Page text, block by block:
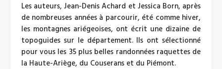
Les auteurs, Jean-Denis Achard et Jessica Born, après
de nombreuses années à parcourir, été comme hiver,
les montagnes ariégeoises, ont écrit une dizaine de
topoguides sur le département. Ils ont sélectionné
pour vous les 35 plus belles randonnées raquettes de
la Haute-Ariège, du Couserans et du Piémont.